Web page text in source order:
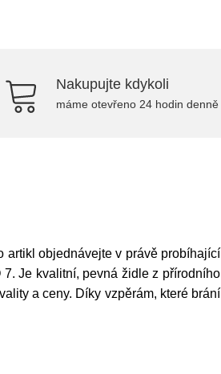
Nakupujte kdykoli
máme otevřeno 24 hodin denně
artikl objednávejte v právě probíhající
Je kvalitní, pevná židle z přírodního
a ceny. Díky vzpěrám, které brání